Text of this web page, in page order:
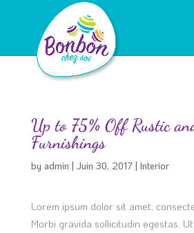
Up to 75% Off Rustic
Furnishings
by admin | Juin 30, 2017| Interior
Lorem ipsum dolor sit amet,
Morbi gravida sollicitudin egestas.